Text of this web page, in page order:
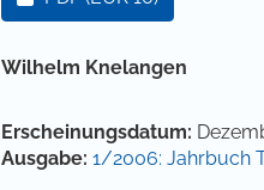
Hauptsächlicher
Wilhelm Knelangen
Artikel-Details
Erscheinungsdatum:
Ausgabe: 1/2006: Jahrbuch